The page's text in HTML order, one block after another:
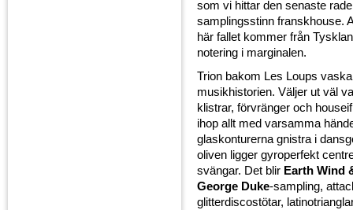
som vi hittar den senaste
samplingsstinn franskhouse.
här fallet kommer från
notering i marginalen.
Trion bakom Les Loups
musikhistorien. Väljer ut väl
klistrar, förvränger och
ihop allt med varsamma
glaskonturerna gnistra i
oliven ligger gyroperfekt
svängar. Det blir Earth Wind
George Duke-sampling,
glitterdiscostötar,